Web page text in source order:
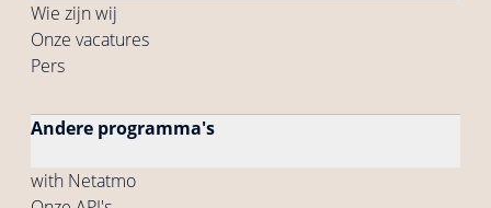
Wie zijn wij
Onze vacatures
Pers
Andere programma's
with Netatmo